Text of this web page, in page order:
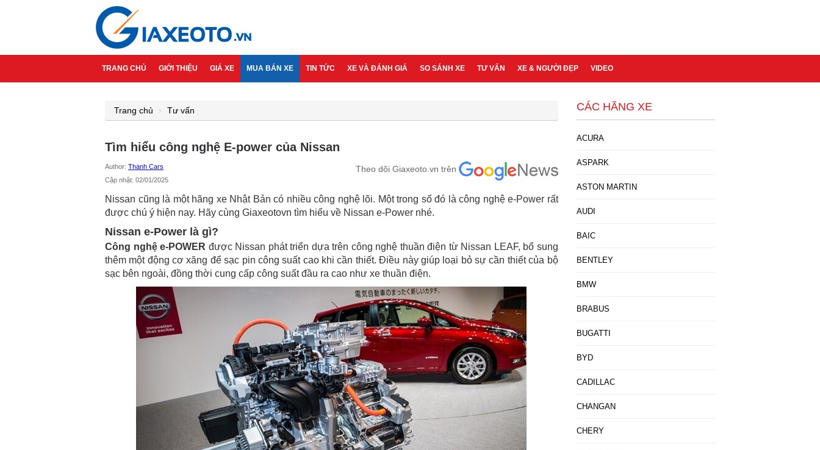
TRANG CHỦ GIỚI THIỆU GIÁ XE MUA BÁN XE TIN TỨC XE VÀ ĐÁNH GIÁ SO SÁNH XE TƯ VẤN XE & NGƯỜI ĐẸP VIDEO
Trang chủ Tư vấn
Tìm hiểu công nghệ E-power của Nissan
Author: Thanh Cars
Cập nhật: 02/01/2025
Theo dõi Giaxeoto.vn trên
Nissan cũng là một hãng xe Nhật Bản có nhiều công nghệ lõi. Một trong số đó là công nghệ e-Power rất
được chú ý hiện nay. Hãy cùng Giaxeotovn tìm hiểu về Nissan e-Power nhé.
Nissan e-Power là gì?
Công nghệ e-POWER được Nissan phát triển dựa trên công nghệ thuần điện từ Nissan LEAF, bổ sung
thêm một động cơ xăng để sạc pin công suất cao khi cần thiết. Điều này giúp loại bỏ sự cần thiết của bộ
sạc bên ngoài, đồng thời cung cấp công suất đầu ra cao như xe thuần điện.
CÁC HÃNG XE
ACURA
ASPARK
ASTON MARTIN
AUDI
BAIC
BENTLEY
BMW
BRABUS
BUGATTI
BYD
CADILLAC
CHANGAN
CHERY